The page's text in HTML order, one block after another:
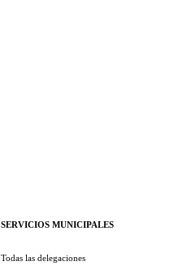
SERVICIOS MUNICIPALES
Todas las delegaciones